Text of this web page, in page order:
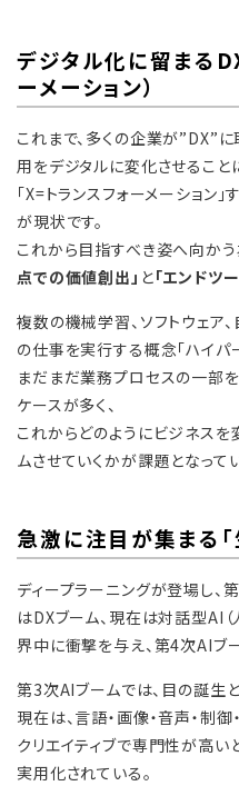
デジタル化に留まる
ーメーション）
これまで、多くの企業が”DX”
用をデジタルに変化させること
「X=トランスフォーメーション
が現状です。
これから目指すべき姿へ向か
点での価値創出」 と「エンドツ
複数の機械学習、ソフトウェア
の仕事を実行する概念「ハイパ
まだまだ業務プロセスの一部
ケースが多く、
これからどのようにビジネスを
ムさせていくかが課題となってい
急激に注目が集まる「
ディープラーニングが登場し
はDXブーム、現在は対話型AI
界中に衝撃を与え、第4次AIブー
第3次AIブームでは、目の誕生
現在は、言語・画像・音声・制
クリエイティブで専門性が高い
実用化されている。